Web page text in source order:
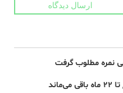
ارسال دیدگاه
نمره مطلوب گرفت